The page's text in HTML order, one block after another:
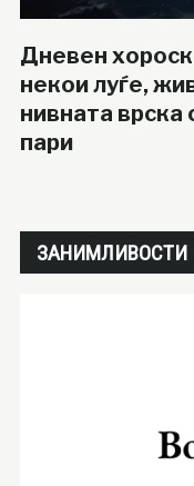
Дневен
некои луѓе,
нивната врска
пари
ЗАНИМЛИВОСТИ